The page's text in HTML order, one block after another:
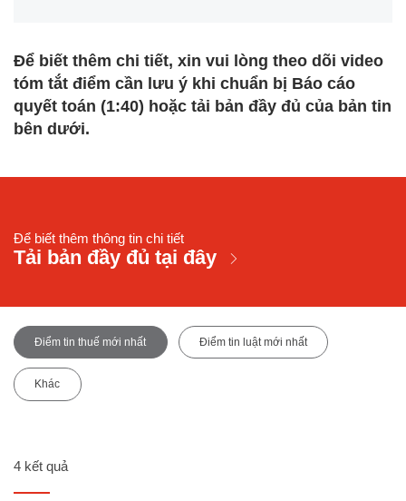
Để biết thêm chi tiết, xin vui lòng theo dõi video
tóm tắt điểm cần lưu ý khi chuẩn bị Báo cáo
quyết toán (1:40) hoặc tải bản đầy đủ của bản tin
bên dưới.
Để biết thêm thông tin chi tiết
Tải bản đầy đủ tại đây
Điểm tin thuế mới nhất Điểm tin luật mới nhất
Khác
4 kết quả